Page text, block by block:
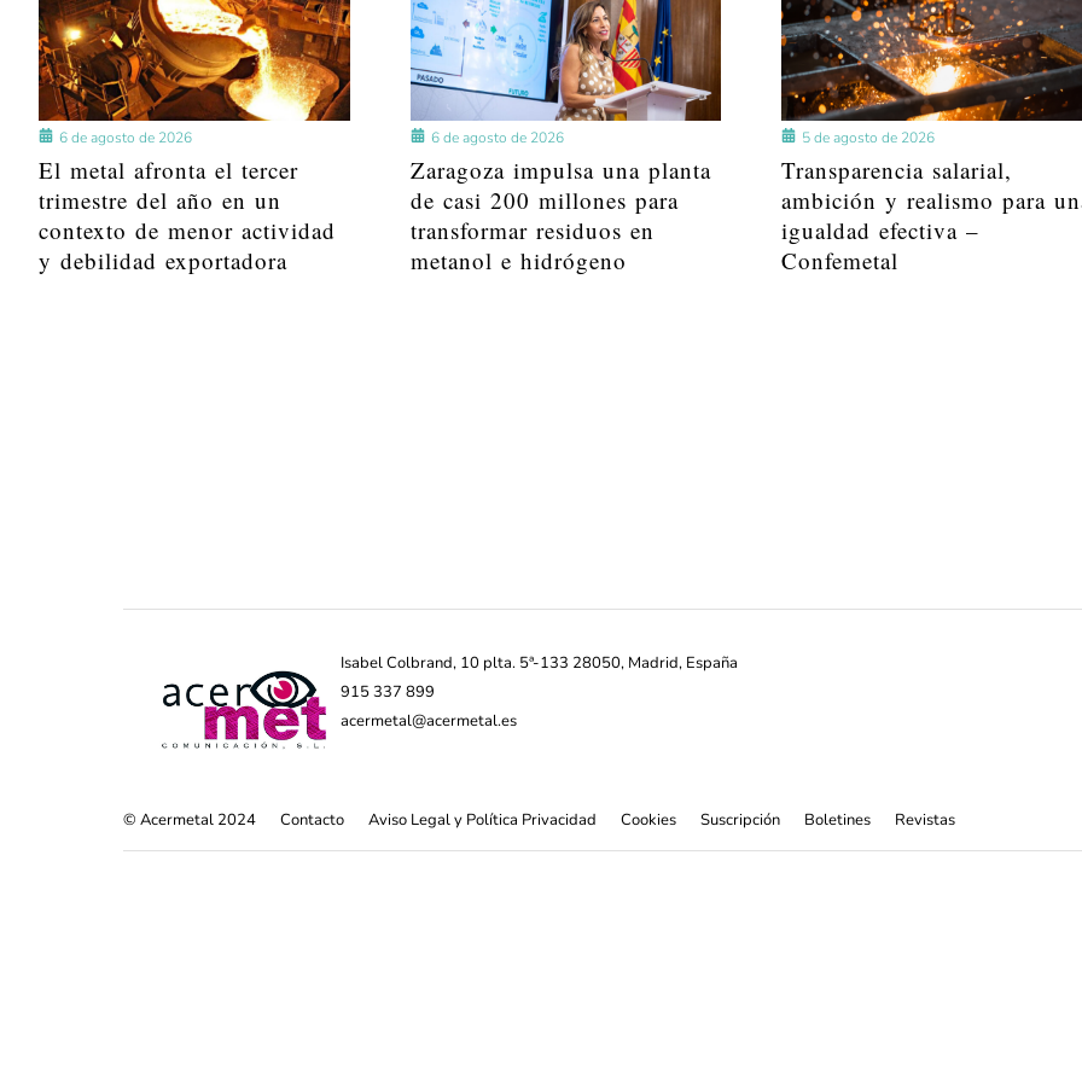
6 de agosto de 2026
El metal afronta el tercer
trimestre del año en un
contexto de menor actividad
y debilidad exportadora
6 de agosto de 2026
Zaragoza impulsa una planta
de casi 200 millones para
transformar residuos en
metanol e hidrógeno
5 de agosto de 2026
Transparencia salarial,
ambición y realismo para
igualdad efectiva –
Confemetal
Isabel Colbrand, 10 plta. 5ª-133 28050, Madrid, España
915 337 899
acermetal@acermetal.es
© Acermetal 2024 Contacto Aviso Legal y Política Privacidad Cookies Suscripción Boletines Revistas